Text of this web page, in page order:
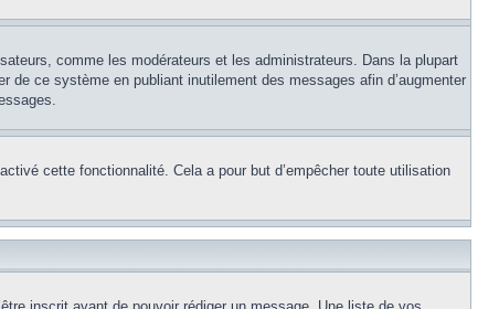
comme les modérateurs et les administrateurs. Dans la plupart
ce système en publiant inutilement des messages afin d’augmenter
cette fonctionnalité. Cela a pour but d’empêcher toute utilisation